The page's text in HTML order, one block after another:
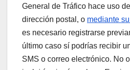
General de Tráfico hace uso
dirección postal, o mediante
es necesario registrarse
último caso sí podrías recibir
SMS o correo electrónico. No